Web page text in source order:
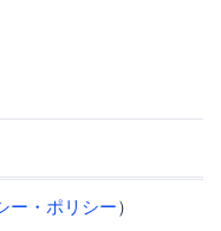
ー・ポリシー）